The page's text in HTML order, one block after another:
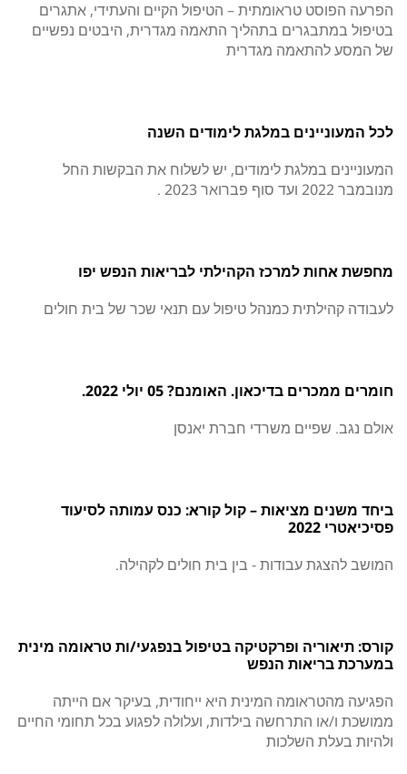
הפרעה הפוסט טראומתית – הטיפול הקיים והעתידי, אתגרים
בטיפול במתבגרים בתהליך התאמה מגדרית, היבטים נפשיים
של המסע להתאמה מגדרית
לכל המעוניינים במלגת לימודים השנה
המעוניינים במלגת לימודים, יש לשלוח את הבקשות החל
מנובמבר 2022 ועד סוף פברואר 2023 .
מחפשת אחות למרכז הקהילתי לבריאות הנפש יפו
לעבודה קהילתית כמנהל טיפול עם תנאי שכר של בית חולים
חומרים ממכרים בדיכאון. האומנם? 05 יולי 2022.
אולם נגב. שפיים משרדי חברת יאנסן
ביחד משנים מציאות – קול קורא: כנס עמותה לסיעוד
פסיכיאטרי 2022
המושב להצגת עבודות - בין בית חולים לקהילה.
קורס: תיאוריה ופרקטיקה בטיפול בנפגעי/ות טראומה מינית
במערכת בריאות הנפש
הפגיעה מהטראומה המינית היא ייחודית, בעיקר אם הייתה
ממושכת ו/או התרחשה בילדות, ועלולה לפגוע בכל תחומי החיים
ולהיות בעלת השלכות